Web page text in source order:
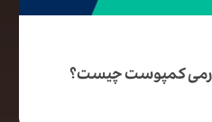
کمپوست چیست؟